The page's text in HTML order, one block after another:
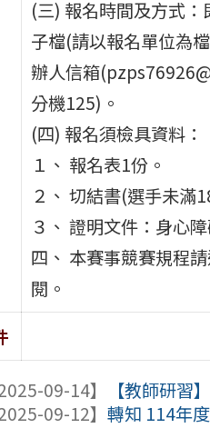
(三) 報名時間及方式
子檔(請以報名單位為
辦人信箱
分機125)。
(四) 報名須檢具資料：
１、 報名表1份。
２、 切結書(選手未滿
３、 證明文件：身心
四、 本賽事競賽規程
閱。
2025-09-14】
【教師研習
2025-09-12】轉知 114年